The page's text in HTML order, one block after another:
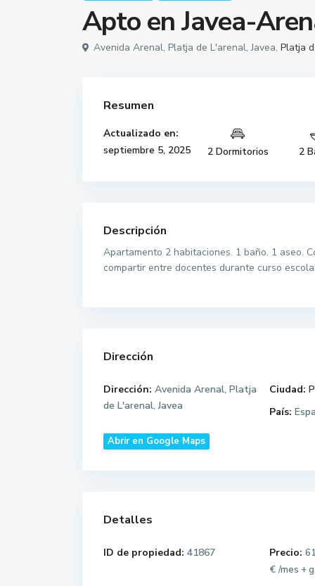
Apto en Javea-
Avenida Arenal, Platja de L'arenal, Javea, Platja
Resumen
Actualizado en:
septiembre 5, 2025
2 Dormitorios 2
Descripción
Apartamento 2 habitaciones. 1 baño. 1 aseo.
compartir entre docentes durante curso
Dirección
Dirección: Avenida Arenal, Platja
de L'arenal, Javea
Ciudad:
País:
Abrir en Google Maps
Detalles
ID de propiedad: 41867 Precio:
€ /mes +